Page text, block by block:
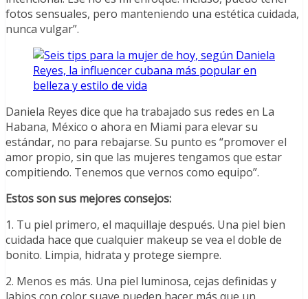
fotos sensuales, pero manteniendo una estética cuidada,
nunca vulgar”.
Daniela Reyes dice que ha trabajado sus redes en La
Habana, México o ahora en Miami para elevar su
estándar, no para rebajarse. Su punto es “promover el
amor propio, sin que las mujeres tengamos que estar
compitiendo. Tenemos que vernos como equipo”.
Estos son sus mejores consejos:
1. Tu piel primero, el maquillaje después. Una piel bien
cuidada hace que cualquier makeup se vea el doble de
bonito. Limpia, hidrata y protege siempre.
2. Menos es más. Una piel luminosa, cejas definidas y